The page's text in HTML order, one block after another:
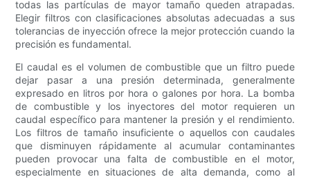
todas las partículas de mayor tamaño queden atrapadas.
Elegir filtros con clasificaciones absolutas adecuadas a sus
tolerancias de inyección ofrece la mejor protección cuando la
precisión es fundamental.
El caudal es el volumen de combustible que un filtro puede
dejar pasar a una presión determinada, generalmente
expresado en litros por hora o galones por hora. La bomba
de combustible y los inyectores del motor requieren un
caudal específico para mantener la presión y el rendimiento.
Los filtros de tamaño insuficiente o aquellos con caudales
que disminuyen rápidamente al acumular contaminantes
pueden provocar una falta de combustible en el motor,
especialmente en situaciones de alta demanda, como al